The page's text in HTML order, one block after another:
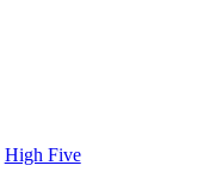
High Five